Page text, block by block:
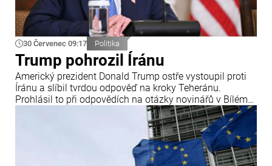
30 Červenec 09:17 Politika
Trump pohrozil Íránu
Americký prezident Donald Trump ostře vystoupil proti
Íránu a slíbil tvrdou odpověď na kroky Teheránu.
Prohlásil to při odpovědích na otázky novinářů v Bílém
domě. Podle amerického prezidenta jsou Spojené státy
připraveny zasadit Íránu „velmi silný úder“.